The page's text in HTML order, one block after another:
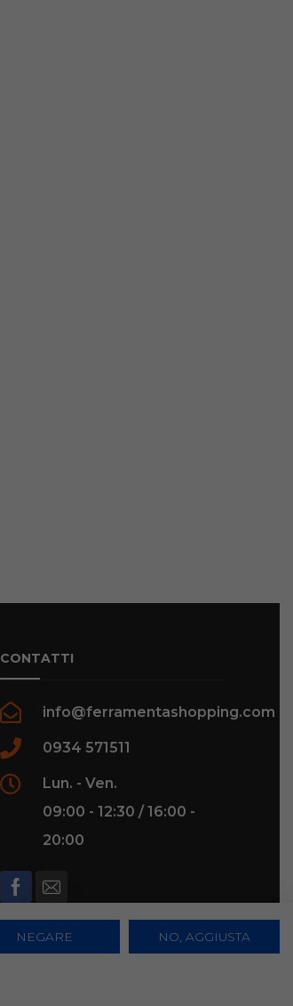
CONTATTI
info@ferramentashopping.com
0934 571511
Lun. - Ven.
09:00 - 12:30 / 16:00 -
20:00
NEGARE NO, AGGIUSTA